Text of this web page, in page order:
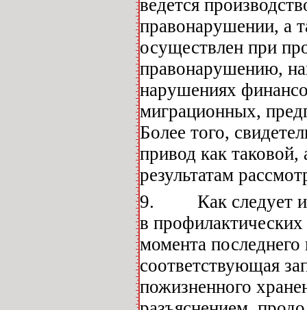
ведется
правонарушении, а
осуществлен при
правонарушению,
нарушениях
миграционных,
Более того,
привод как таковой,
результатам
9. Как следует из
в профилактических
момента последнего
соответствующая
пожизненного